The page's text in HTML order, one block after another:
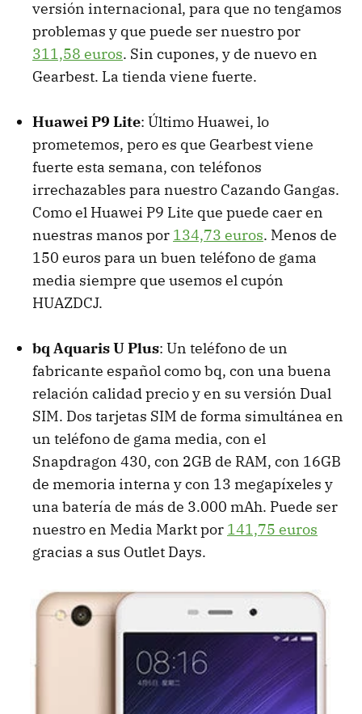
versión internacional, para que no tengamos
problemas y que puede ser nuestro por
311,58 euros. Sin cupones, y de nuevo en
Gearbest. La tienda viene fuerte.
Huawei P9 Lite: Último Huawei, lo
prometemos, pero es que Gearbest viene
fuerte esta semana, con teléfonos
irrechazables para nuestro Cazando Gangas.
Como el Huawei P9 Lite que puede caer en
nuestras manos por 134,73 euros. Menos de
150 euros para un buen teléfono de gama
media siempre que usemos el cupón
HUAZDCJ.
bq Aquaris U Plus: Un teléfono de un
fabricante español como bq, con una buena
relación calidad precio y en su versión Dual
SIM. Dos tarjetas SIM de forma simultánea en
un teléfono de gama media, con el
Snapdragon 430, con 2GB de RAM, con 16GB
de memoria interna y con 13 megapíxeles y
una batería de más de 3.000 mAh. Puede ser
nuestro en Media Markt por 141,75 euros
gracias a sus Outlet Days.